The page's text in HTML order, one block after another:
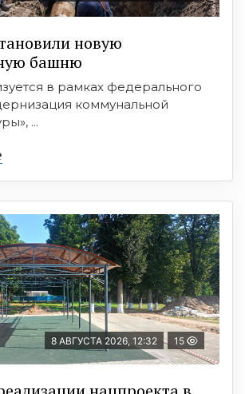
новую
башню
в рамках федерального
коммунальной
...
8 АВГУСТА 2026, 12:32 15